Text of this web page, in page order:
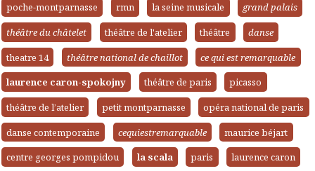
poche-montparnasse
rmn la seine musicale
grand palais
théâtre du châtelet
théâtre de l'atelier théâtre
danse
theatre 14
théâtre national de chaillot
ce qui est remarquable
laurence caron-spokojny
théâtre de paris
picasso
théâtre de l’atelier
petit montparnasse
opéra national de paris
danse contemporaine
cequiestremarquable
maurice béjart
centre georges pompidou
la scala paris laurence caron